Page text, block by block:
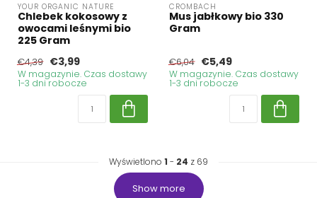
YOUR ORGANIC NATURE
Chlebek kokosowy z
owocami leśnymi bio
225 Gram
€4,39 €3,99
W magazynie. Czas dostawy
1-3 dni robocze
CROMBACH
Mus jabłkowy bio 330
Gram
€6,04 €5,49
W magazynie. Czas dostawy
1-3 dni robocze
Wyświetlono 1 - 24 z 69
Show more